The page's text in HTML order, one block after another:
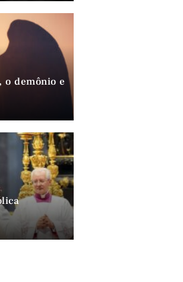
o demônio e